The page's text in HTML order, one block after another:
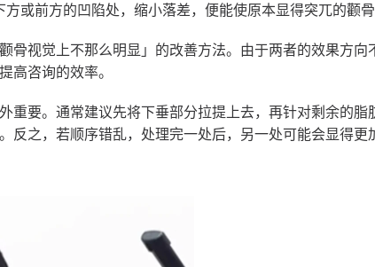
方或前方的凹陷处，缩小落差，便能使原本显得突兀的颧
骨视觉上不那么明显」的改善方法。由于两者的效果方
高咨询的效率。
重要。通常建议先将下垂部分拉提上去，再针对剩余的
反之，若顺序错乱，处理完一处后，另一处可能会显得